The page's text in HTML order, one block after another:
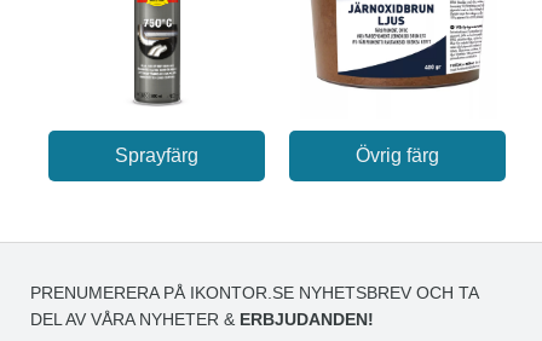
Sprayfärg Övrig färg
PRENUMERERA PÅ IKONTOR.SE NYHETSBREV OCH TA
DEL AV VÅRA NYHETER & ERBJUDANDEN!